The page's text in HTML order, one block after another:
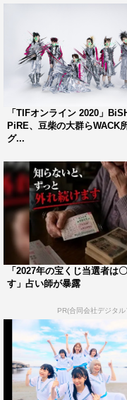
また、7月21日（火）
ナルグッズを販売す
催。2017年8月にタ
スタートしたこのポ
タワーレコード渋谷店
今年はグッズのライン
級に拡大、2021年1月
で発売していく。今
ストレーターのすし
たTシャツやポスター
数あるアーティスト
写真家・外林健太撮
シャツも販売される。
なお、一部店舗で限
ことで、最新情報は
だ。
「TIFオンライン 2020」
PiRE、豆柴の大群らWACK
グ...
「2027年の宝くじ当選者は
す」占い師が暴露
PR(合同会社デジタ